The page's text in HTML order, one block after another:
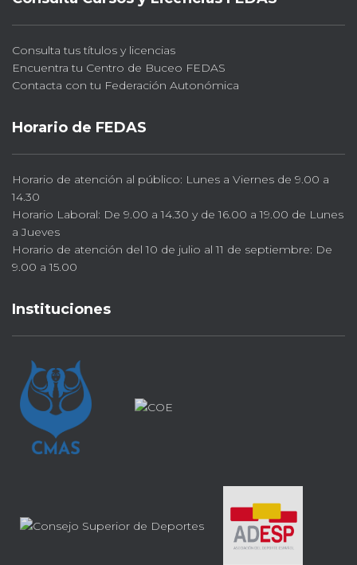
Consulta tus títulos y licencias
Encuentra tu Centro de Buceo FEDAS
Contacta con tu Federación Autonómica
Horario de FEDAS
Horario de atención al público: Lunes a Viernes de 9.00 a
14.30
Horario Laboral: De 9.00 a 14.30 y de 16.00 a 19.00 de Lunes
a Jueves
Horario de atención del 10 de julio al 11 de septiembre: De
9.00 a 15.00
Instituciones